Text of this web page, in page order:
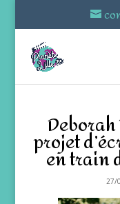
Deborah
projet
en train
27/